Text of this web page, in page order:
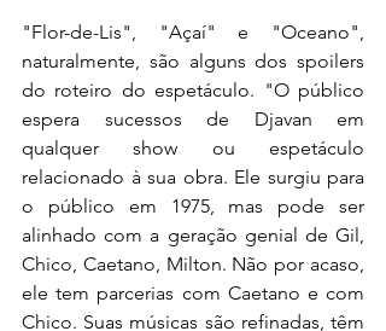
"Flor-de-Lis", "Açaí" e "Oceano",
naturalmente, são alguns dos spoilers
do roteiro do espetáculo. "O público
espera sucessos de Djavan em
qualquer show ou espetáculo
relacionado à sua obra. Ele surgiu para
o público em 1975, mas pode ser
alinhado com a geração genial de Gil,
Chico, Caetano, Milton. Não por acaso,
ele tem parcerias com Caetano e com
Chico. Suas músicas são refinadas, têm